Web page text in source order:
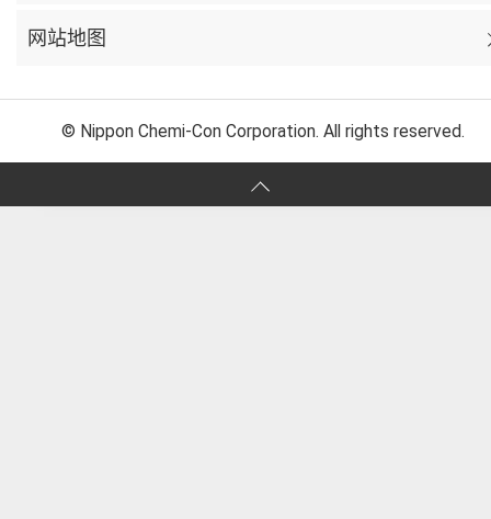
网站地图
© Nippon Chemi-Con Corporation. All rights reserved.